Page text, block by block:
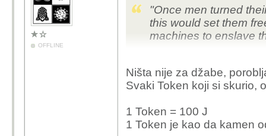
OFFLINE
"Once men turned
this would set them
machines to enslave
Ništa nije za džabe,
Svaki Token koji si skurio,
1 Token = 100 J
1 Token je kao da kamen